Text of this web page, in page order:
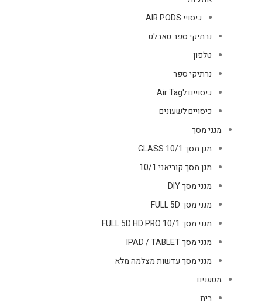
כיסויי AIR PODS
נרתיקי ספר טאבלט
טלפון
נרתיקי ספר
כיסויים לAir Tag
כיסויים לשעונים
מגני מסך
מגן מסך GLASS 10/1
מגן מסך קוריאני 10/1
מגני מסך DIY
מגני מסך FULL 5D
מגני מסך FULL 5D HD PRO 10/1
מגני מסך IPAD / TABLET
מגני מסך עדשות מצלמה מלא
מטענים
בית